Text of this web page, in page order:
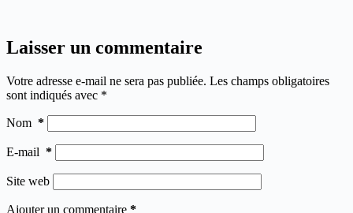
Laisser un commentaire
Votre adresse e-mail ne sera pas publiée. Les champs obligatoires
sont indiqués avec *
Nom *
E-mail *
Site web
Ajouter un commentaire *